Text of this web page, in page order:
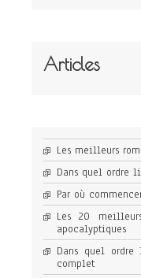
Articles
Les meilleurs
Dans quel ordre
Par où
Les 20
apocalyptiques
Dans quel ordre
complet